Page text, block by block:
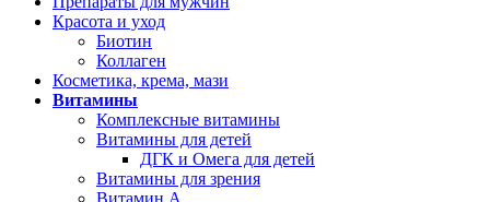
Красота и уход
Биотин
Коллаген
Косметика, крема, мази
Витамины
Комплексные витамины
Витамины для детей
ДГК и Омега для детей
Витамины для зрения
Витамин А